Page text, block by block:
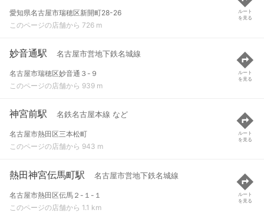
愛知県名古屋市瑞穂区新開町28-26
このページの店舗から 726 m
ルート
を見る
妙音通駅 名古屋市営地下鉄名城線
名古屋市瑞穂区妙音通３-９
このページの店舗から 939 m
ルート
を見る
神宮前駅 名鉄名古屋本線 など
名古屋市熱田区三本松町
このページの店舗から 943 m
ルート
を見る
熱田神宮伝馬町駅 名古屋市営地下鉄名城線
名古屋市熱田区伝馬２-１-１
このページの店舗から 1.1 km
ルート
を見る